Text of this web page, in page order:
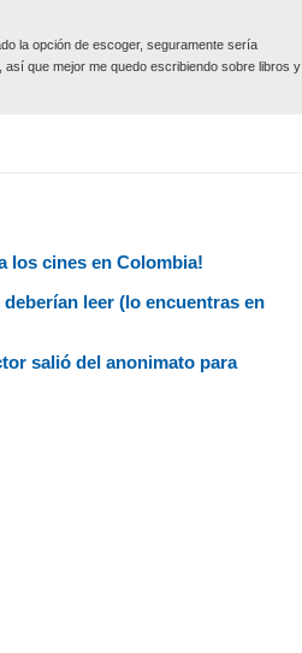
la opción de escoger, seguramente sería
que mejor me quedo escribiendo sobre libros y
los cines en Colombia!
leer (lo encuentras en
salió del anonimato para